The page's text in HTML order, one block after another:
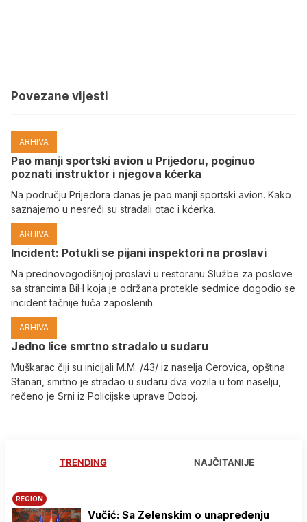
Povezane vijesti
ARHIVA
Pao manji sportski avion u Prijedoru, poginuo
poznati instruktor i njegova kćerka
Na području Prijedora danas je pao manji sportski avion. Kako
saznajemo u nesreći su stradali otac i kćerka.
ARHIVA
Incident: Potukli se pijani inspektori na proslavi
Na prednovogodišnjoj proslavi u restoranu Službe za poslove
sa strancima BiH koja je održana protekle sedmice dogodio se
incident tačnije tuča zaposlenih.
ARHIVA
Јedno lice smrtno stradalo u sudaru
Muškarac čiji su inicijali M.M. /43/ iz naselja Cerovica, opština
Stanari, smrtno je stradao u sudaru dva vozila u tom naselju,
rečeno je Srni iz Policijske uprave Doboj.
TRENDING NAJČITANIJE
REGION
Vučić: Sa Zelenskim o unapređenju